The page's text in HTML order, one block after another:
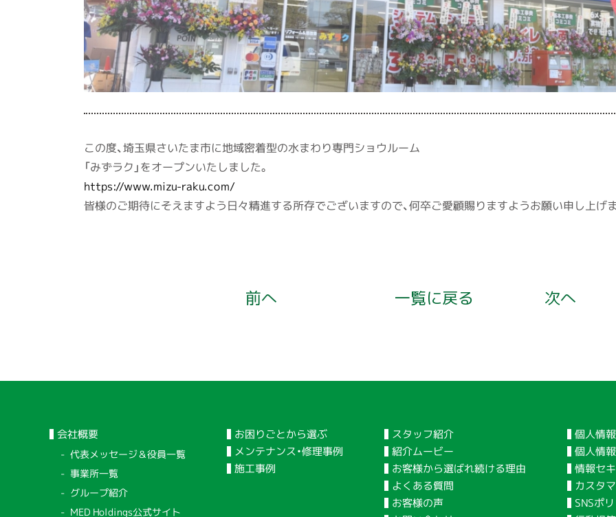
この度、埼玉県さいたま市に地域密着型の水まわり専門ショウルーム
「みずラク」をオープンいたしました。
https://www.mizu-raku.com/
皆様のご期待にそえますよう日々精進する所存でございますので、何卒ご愛顧賜りますようお願い申し上げ
前へ 一覧に戻る 次へ
会社概要
代表メッセージ＆役員一覧
事業所一覧
グループ紹介
MED Holdings公式サイト
お困りごとから選ぶ
メンテナンス・修理事例
施工事例
スタッフ紹介
紹介ムービー
お客様から選ばれ続ける理由
よくある質問
お客様の声
個人情
個人情
情報セ
カスタ
SNSポ